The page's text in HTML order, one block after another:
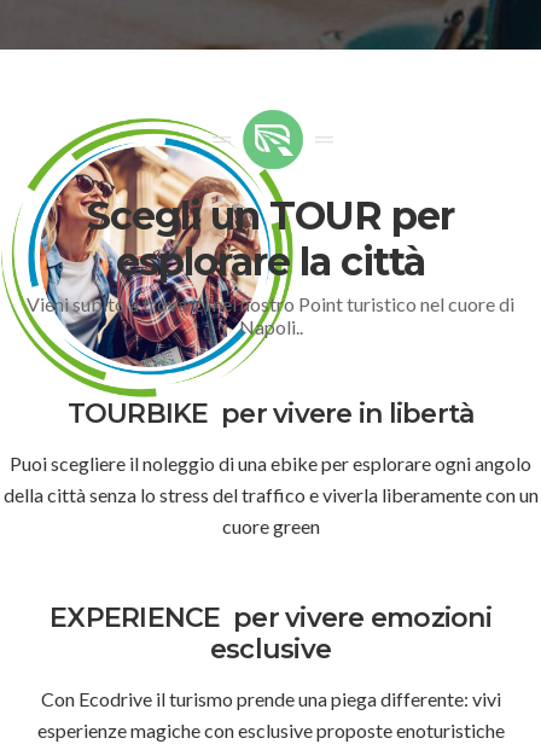
Scegli un TOUR per
esplorare la città
Vieni subito a trovarci nel nostro Point turistico nel cuore di
Napoli..
TOURBIKE per vivere in libertà
Puoi scegliere il noleggio di una ebike per esplorare ogni angolo
della città senza lo stress del traffico e viverla liberamente con un
cuore green
EXPERIENCE per vivere emozioni
esclusive
Con Ecodrive il turismo prende una piega differente: vivi
esperienze magiche con esclusive proposte enoturistiche